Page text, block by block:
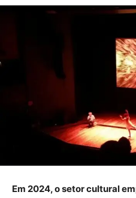
Em 2024, o setor cultural